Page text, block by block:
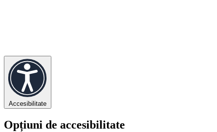
Accesibilitate
Opțiuni de accesibilitate